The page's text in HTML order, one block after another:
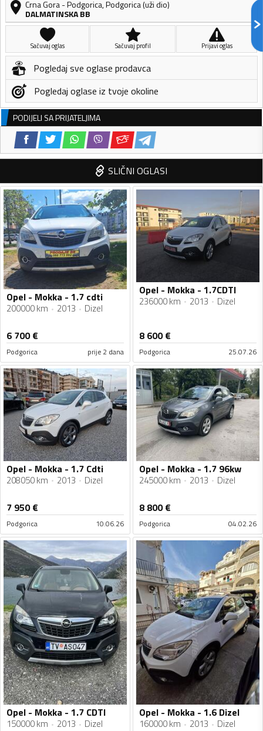
Crna Gora-Podgorica,Podgorica (uži dio)
DALMATINSKA BB
Sačuvaj oglas Sačuvaj profil Prijavi oglas
Pogledaj sve oglase prodavca
Pogledaj oglase iz tvoje okoline
PODIJELI SA PRIJATELJIMA
SLIČNI OGLASI
Opel - Mokka - 1.7 cdti
200000 km 2013 Dizel
6 700€
Podgorica prije 2 dana
Opel - Mokka - 1.7CDTI
236000 km 2013 Dizel
8 600€
Podgorica 25.07.26
Opel - Mokka - 1.7 Cdti
208050 km 2013 Dizel
7 950€
Podgorica 10.06.26
Opel - Mokka - 1.7 96kw
245000 km 2013 Dizel
8 800€
Podgorica 04.02.26
Opel - Mokka - 1.7 CDTI
150000 km 2013 Dizel
Opel - Mokka - 1.6 Dizel
160000 km 2013 Dizel